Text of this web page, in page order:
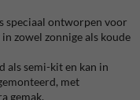
speciaal ontworpen voor
zowel zonnige als koude
als semi-kit en kan in
met
gemak.